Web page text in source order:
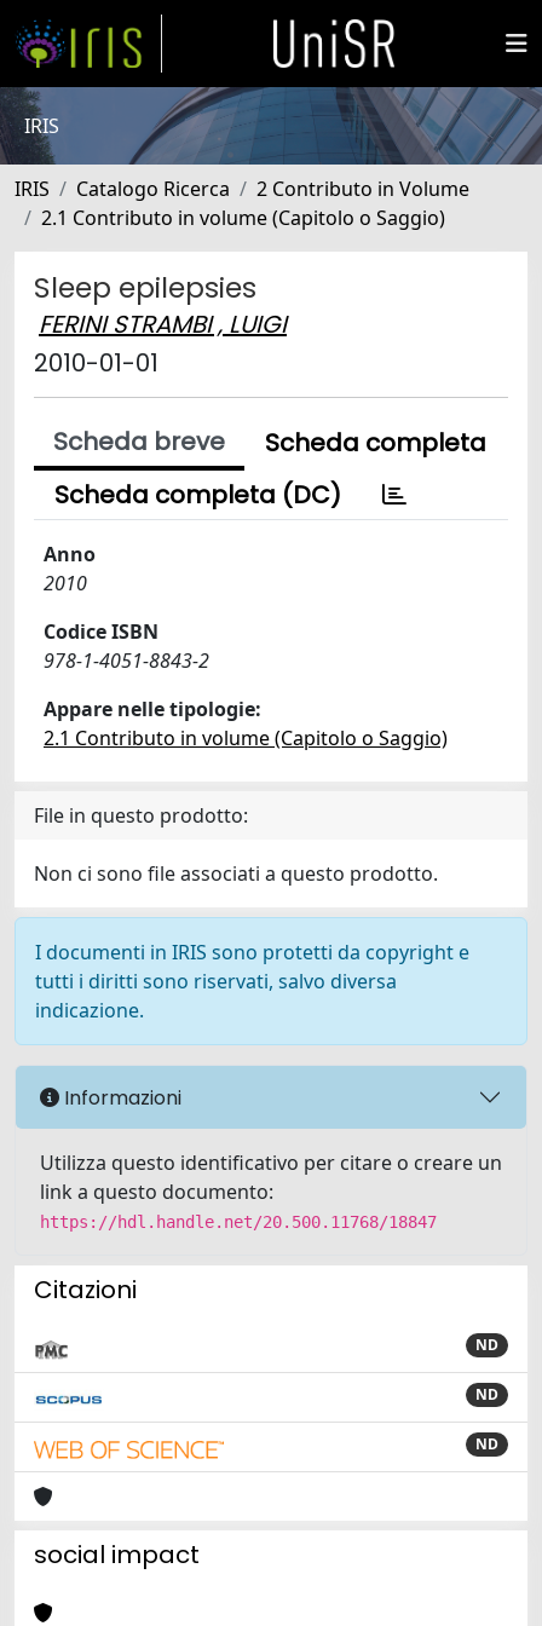
IRIS
IRIS Catalogo Ricerca
2 Contributo in Volume
2.1 Contributo in volume (Capitolo o Saggio)
Sleep epilepsies
FERINI STRAMBI , LUIGI
2010-01-01
Scheda breve
Scheda completa
Scheda completa (DC)
Anno
2010
Codice ISBN
978-1-4051-8843-2
Appare nelle tipologie:
2.1 Contributo in volume (Capitolo o Saggio)
File in questo prodotto:
Non ci sono file associati a questo prodotto.
I documenti in IRIS sono protetti da copyright e
tutti i diritti sono riservati, salvo diversa
indicazione.
Informazioni
Utilizza questo identificativo per citare o creare un
link a questo documento:
https://hdl.handle.net/20.500.11768/18847
Citazioni
ND
ND
ND
social impact